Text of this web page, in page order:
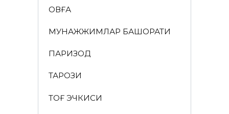
ҚОВҒА
МУНАЖЖИМЛАР БАШОРАТИ
ПАРИЗОД
ТАРОЗИ
ТОҒ ЭЧКИСИ